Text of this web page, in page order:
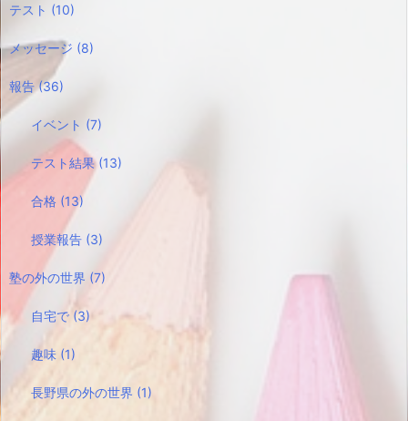
テスト (10)
メッセージ (8)
報告(36)
イベント (7)
テスト結果(13)
合格 (13)
授業報告 (3)
塾の外の世界 (7)
自宅で (3)
趣味 (1)
長野県の外の世界 (1)